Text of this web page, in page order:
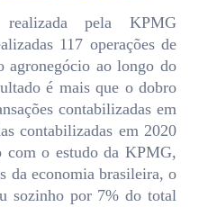
realizada pela KPMG
117 operações de
agronegócio ao longo do
é mais que o dobro
contabilizadas em
contabilizadas em 2020
com o estudo da KPMG,
da economia brasileira, o
sozinho por 7% do total